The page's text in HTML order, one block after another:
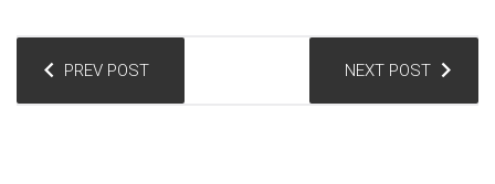
a
PREV POST NEXT POST